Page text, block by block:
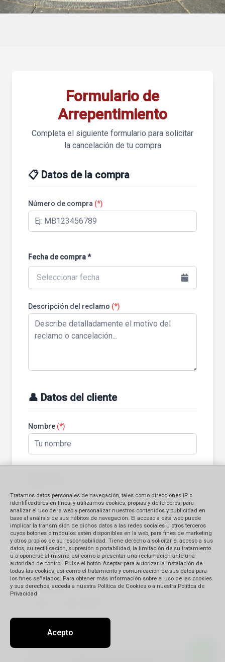
Formulario de
Arrepentimiento
Completa el siguiente formulario para solicitar
la cancelación de tu compra
📋 Datos de la compra
Número de compra (*)
Fecha de compra *
Seleccionar fecha
Descripción del reclamo (*)
👤 Datos del cliente
Nombre (*)
E-mail (*)
Teléfono(*)
Tratamos datos personales de navegación, tales como direcciones IP o
identificadores en línea, y utilizamos cookies, propias y de terceros, para
analizar el uso de la web y personalizar nuestros contenidos y publicidad en
base al análisis de sus hábitos de navegación. El acceso a esta web puede
implicar la transmisión de dichos datos a las redes sociales u otros terceros
cuyos botones o módulos estén disponibles en la web, para fines de marketing
y otros propios de su responsabilidad. Tiene derecho a solicitar el acceso a sus
datos, su rectificación, supresión o portabilidad, la limitación de su tratamiento
u a oponerse al mismo, así como a presentar una reclamación ante una
autoridad de control. Pulse el botón Aceptar para autorizar la instalación de
todas las cookies, así como el tratamiento y comunicación de sus datos para
los fines señalados. Para obtener más información sobre el uso de las cookies
y sus derechos, acceda a nuestra Política de Cookies o a nuestra Política de
Privacidad
Acepto